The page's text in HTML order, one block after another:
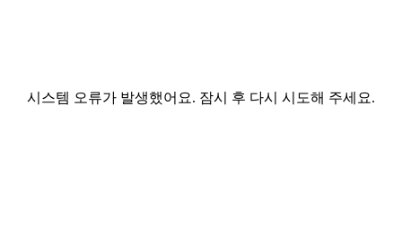
시스템 오류가 발생했어요. 잠시 후 다시 시도해 주세요.